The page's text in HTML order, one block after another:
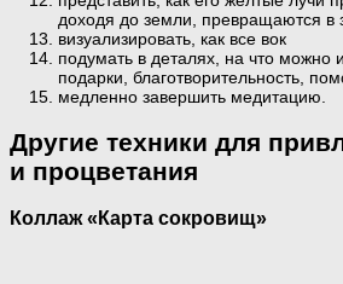
доходя до земли, превращаются в
визуализировать, как все вок
подумать в деталях, на что можно
подарки, благотворительность,
медленно завершить медитацию.
Другие техники для
и процветания
Коллаж «Карта сокровищ»